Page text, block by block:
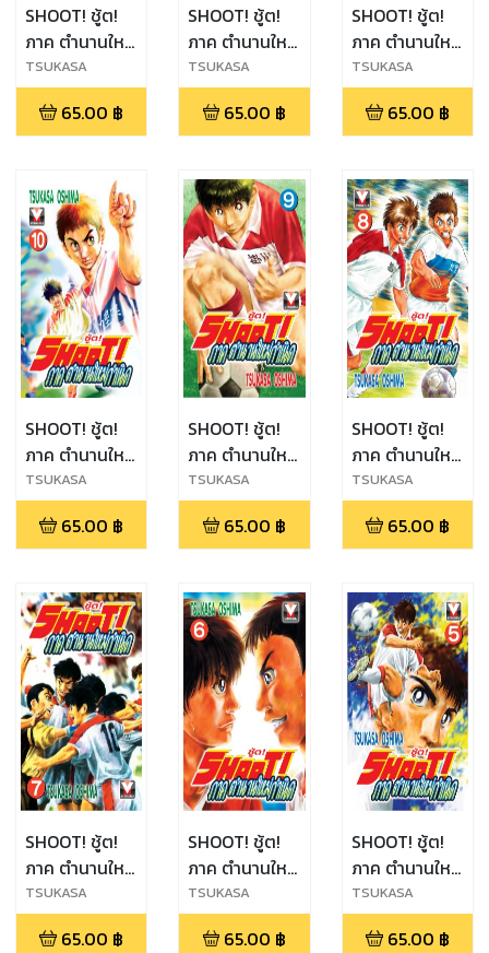
SHOOT! ชู้ต!
ภาค ตำนานใหม่
กำเนิด เล่ม 13
TSUKASA
OSHIMA
65.00 ฿
SHOOT! ชู้ต!
ภาค ตำนานใหม่
กำเนิด เล่ม 12
TSUKASA
OSHIMA
65.00 ฿
SHOOT! ชู้ต!
ภาค ตำนานใหม่
กำเนิด เล่ม 11
TSUKASA
OSHIMA
65.00 ฿
SHOOT! ชู้ต!
ภาค ตำนานใหม่
กำเนิด เล่ม 10
TSUKASA
OSHIMA
65.00 ฿
SHOOT! ชู้ต!
ภาค ตำนานใหม่
กำเนิด เล่ม 9
TSUKASA
OSHIMA
65.00 ฿
SHOOT! ชู้ต!
ภาค ตำนานใหม่
กำเนิด เล่ม 8
TSUKASA
OSHIMA
65.00 ฿
SHOOT! ชู้ต!
ภาค ตำนานใหม่
กำเนิด เล่ม 7
TSUKASA
OSHIMA
65.00 ฿
SHOOT! ชู้ต!
ภาค ตำนานใหม่
กำเนิด เล่ม 6
TSUKASA
OSHIMA
65.00 ฿
SHOOT! ชู้ต!
ภาค ตำนานใหม่
กำเนิด เล่ม 5
TSUKASA
OSHIMA
65.00 ฿